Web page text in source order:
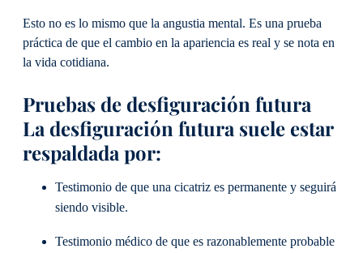
Esto no es lo mismo que la angustia mental. Es una prueba
práctica de que el cambio en la apariencia es real y se nota en
la vida cotidiana.
Pruebas de desfiguración futura
La desfiguración futura suele estar
respaldada por:
Testimonio de que una cicatriz es permanente y seguirá
siendo visible.
Testimonio médico de que es razonablemente probable